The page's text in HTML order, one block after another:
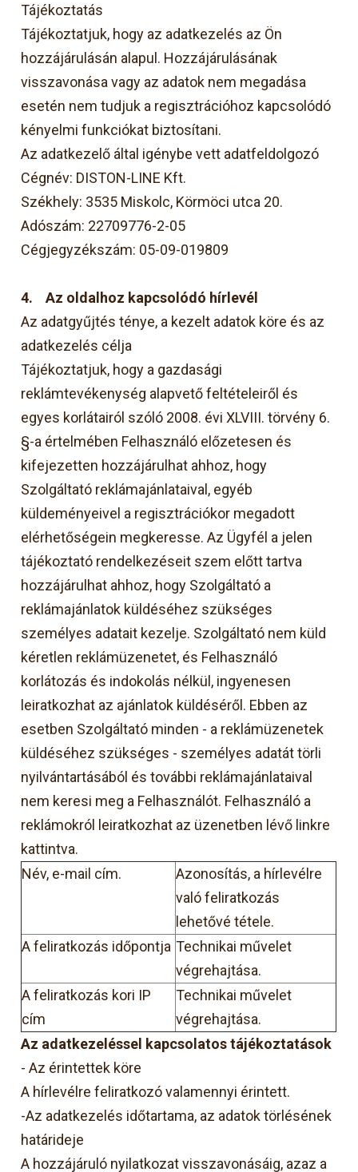
Tájékoztatás
Tájékoztatjuk, hogy az adatkezelés az Ön
hozzájárulásán alapul. Hozzájárulásának
visszavonása vagy az adatok nem megadása
esetén nem tudjuk a regisztrációhoz kapcsolódó
kényelmi funkciókat biztosítani.
Az adatkezelő által igénybe vett adatfeldolgozó
Cégnév: DISTON-LINE Kft.
Székhely: 3535 Miskolc, Körmöci utca 20.
Adószám: 22709776-2-05
Cégjegyzékszám: 05-09-019809
4.Az oldalhoz kapcsolódó hírlevél
Az adatgyűjtés ténye, a kezelt adatok köre és az
adatkezelés célja
Tájékoztatjuk, hogy a gazdasági
reklámtevékenység alapvető feltételeiről és
egyes korlátairól szóló 2008. évi XLVIII. törvény 6.
§-a értelmében Felhasználó előzetesen és
kifejezetten hozzájárulhat ahhoz, hogy
Szolgáltató reklámajánlataival, egyéb
küldeményeivel a regisztrációkor megadott
elérhetőségein megkeresse. Az Ügyfél a jelen
tájékoztató rendelkezéseit szem előtt tartva
hozzájárulhat ahhoz, hogy Szolgáltató a
reklámajánlatok küldéséhez szükséges
személyes adatait kezelje. Szolgáltató nem küld
kéretlen reklámüzenetet, és Felhasználó
korlátozás és indokolás nélkül, ingyenesen
leiratkozhat az ajánlatok küldéséről. Ebben az
esetben Szolgáltató minden - a reklámüzenetek
küldéséhez szükséges - személyes adatát törli
nyilvántartásából és további reklámajánlataival
nem keresi meg a Felhasználót. Felhasználó a
reklámokról leiratkozhat az üzenetben lévő linkre
kattintva.
Név, e-mail cím.
Azonosítás, a hírlevélre
való feliratkozás
lehetővé tétele.
A feliratkozás időpontja Technikai művelet
végrehajtása.
A feliratkozás kori IP
cím
Technikai művelet
végrehajtása.
Az adatkezeléssel kapcsolatos tájékoztatások
- Az érintettek köre
A hírlevélre feliratkozó valamennyi érintett.
-Az adatkezelés időtartama, az adatok törlésének
határideje
A hozzájáruló nyilatkozat visszavonásáig, azaz a